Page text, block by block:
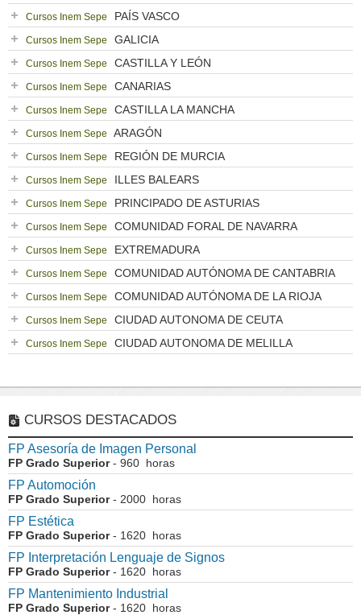
Cursos Inem Sepe PAÍS VASCO
Cursos Inem Sepe GALICIA
Cursos Inem Sepe CASTILLA Y LEÓN
Cursos Inem Sepe CANARIAS
Cursos Inem Sepe CASTILLA LA MANCHA
Cursos Inem Sepe ARAGÓN
Cursos Inem Sepe REGIÓN DE MURCIA
Cursos Inem Sepe ILLES BALEARS
Cursos Inem Sepe PRINCIPADO DE ASTURIAS
Cursos Inem Sepe COMUNIDAD FORAL DE NAVARRA
Cursos Inem Sepe EXTREMADURA
Cursos Inem Sepe COMUNIDAD AUTÓNOMA DE CANTABRIA
Cursos Inem Sepe COMUNIDAD AUTÓNOMA DE LA RIOJA
Cursos Inem Sepe CIUDAD AUTONOMA DE CEUTA
Cursos Inem Sepe CIUDAD AUTONOMA DE MELILLA
CURSOS DESTACADOS
FP Asesoría de Imagen Personal
FP Grado Superior- 960 horas
FP Automoción
FP Grado Superior- 2000 horas
FP Estética
FP Grado Superior- 1620 horas
FP Interpretación Lenguaje de Signos
FP Grado Superior- 1620 horas
FP Mantenimiento Industrial
FP Grado Superior- 1620 horas